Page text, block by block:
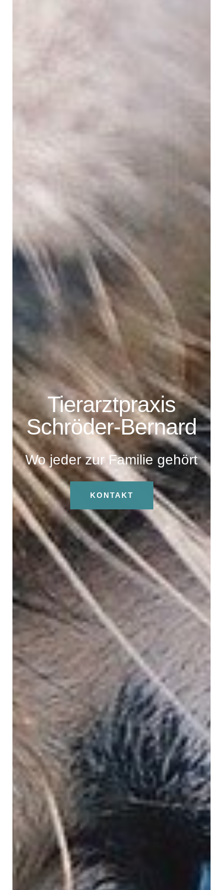
Tierarztpraxis
Schröder-Bernard
Wo jeder zur Familie gehört
KONTAKT